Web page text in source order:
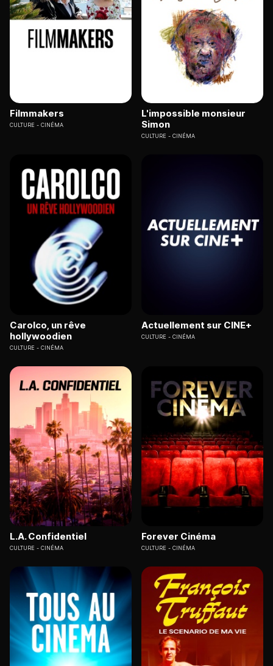
Filmmakers
CULTURE CINÉMA
L'impossible monsieur
Simon
CULTURE CINÉMA
Carolco, un rêve
hollywoodien
CULTURE CINÉMA
Actuellement sur CINE+
CULTURE CINÉMA
L.A. Confidentiel
CULTURE CINÉMA
Forever Cinéma
CULTURE CINÉMA